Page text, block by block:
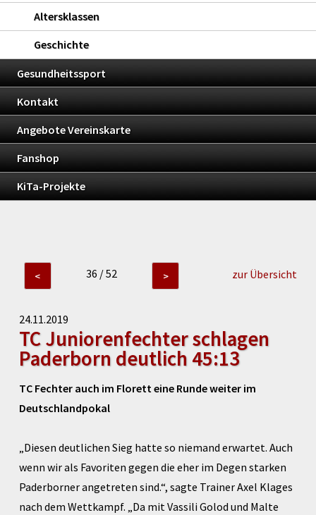
Altersklassen
Geschichte
Gesundheitssport
Kontakt
Angebote Vereinskarte
Fanshop
KiTa-Projekte
< 36 / 52 > zur Übersicht
24.11.2019
TC Juniorenfechter schlagen
Paderborn deutlich 45:13
TC Fechter auch im Florett eine Runde weiter im
Deutschlandpokal
„Diesen deutlichen Sieg hatte so niemand erwartet. Auch
wenn wir als Favoriten gegen die eher im Degen starken
Paderborner angetreten sind.“, sagte Trainer Axel Klages
nach dem Wettkampf. „Da mit Vassili Golod und Malte